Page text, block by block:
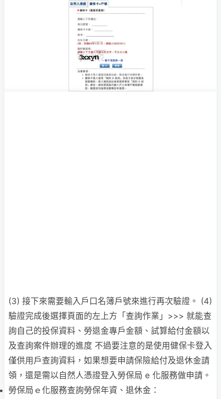
(3) 接下來需要輸入戶口名簿戶號來進行再次驗證。 (4)
驗證完成後選擇頁面的左上方「查詢作業」>>> 就能查
詢自己的投保資料、勞退金專戶金額、試算給付金額以
及查詢案件辦理的進度 不過要注意的是使用健保卡登入
僅供用戶查詢資料，如果想要申請保險給付及退休金請
領，還是需以自然人憑證登入勞保局 e 化服務做申請。
勞保局ｅ化服務查詢勞保年資、退休金：